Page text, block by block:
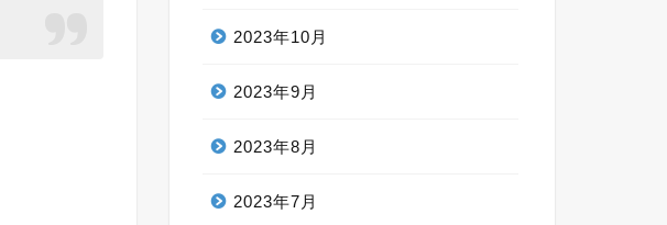
2023年10月
2023年9月
2023年8月
2023年7月